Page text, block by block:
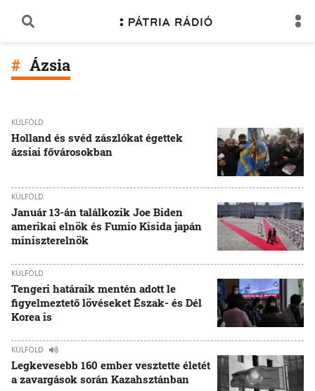
Ázsia
KÜLFÖLD
Holland és svéd zászlókat égettek
ázsiai fővárosokban
KÜLFÖLD
Január 13-án találkozik Joe Biden
amerikai elnök és Fumio Kisida japán
miniszterelnök
KÜLFÖLD
Tengeri határaik mentén adott le
figyelmeztető lövéseket Észak- és Dél
Korea is
KÜLFÖLD
Legkevesebb 160 ember vesztette életét
a zavargások során Kazahsztánban